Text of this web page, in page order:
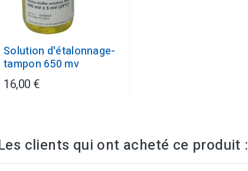
Solution d'étalonnage-
tampon 650 mv
16,00 €
clients qui ont acheté ce produit :